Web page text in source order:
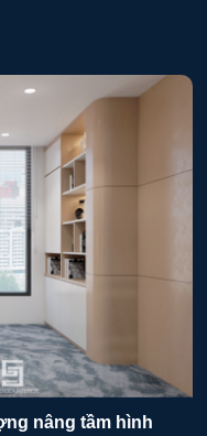
nâng tầm hình